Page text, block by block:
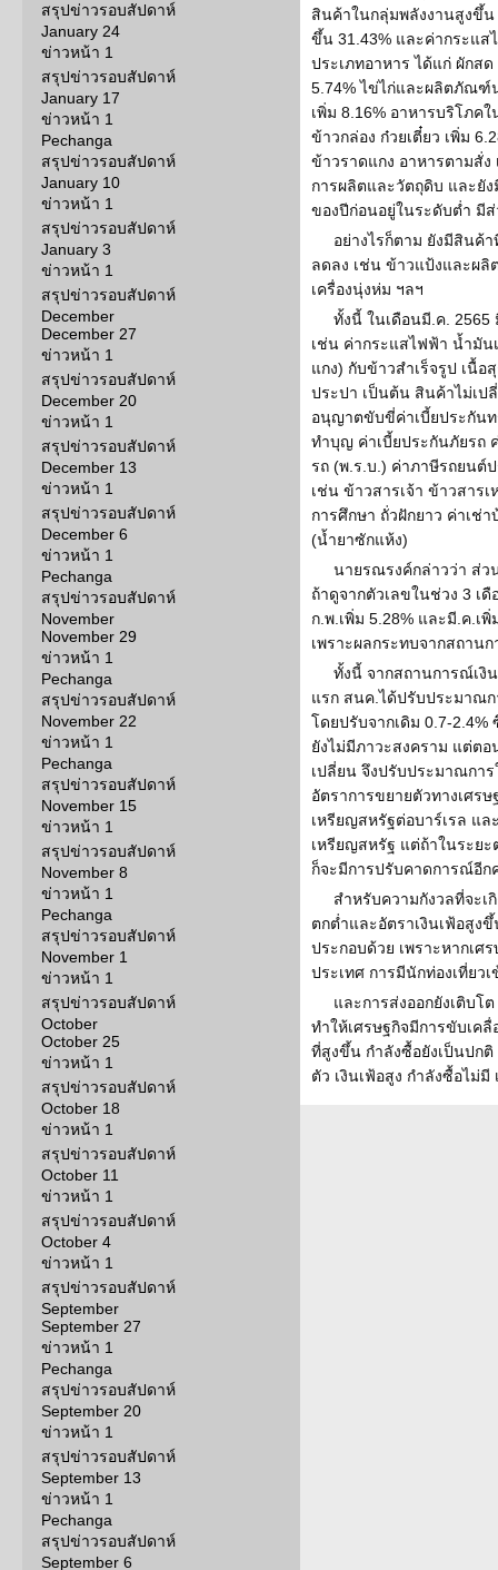
สรุปข่าวรอบสัปดาห์
January 24
ข่าวหน้า 1
สรุปข่าวรอบสัปดาห์
January 17
ข่าวหน้า 1
Pechanga
สรุปข่าวรอบสัปดาห์
January 10
ข่าวหน้า 1
สรุปข่าวรอบสัปดาห์
January 3
ข่าวหน้า 1
สรุปข่าวรอบสัปดาห์
December
December 27
ข่าวหน้า 1
สรุปข่าวรอบสัปดาห์
December 20
ข่าวหน้า 1
สรุปข่าวรอบสัปดาห์
December 13
ข่าวหน้า 1
สรุปข่าวรอบสัปดาห์
December 6
ข่าวหน้า 1
Pechanga
สรุปข่าวรอบสัปดาห์
November
November 29
ข่าวหน้า 1
Pechanga
สรุปข่าวรอบสัปดาห์
November 22
ข่าวหน้า 1
Pechanga
สรุปข่าวรอบสัปดาห์
November 15
ข่าวหน้า 1
สรุปข่าวรอบสัปดาห์
November 8
ข่าวหน้า 1
Pechanga
สรุปข่าวรอบสัปดาห์
November 1
ข่าวหน้า 1
สรุปข่าวรอบสัปดาห์
October
October 25
ข่าวหน้า 1
สรุปข่าวรอบสัปดาห์
October 18
ข่าวหน้า 1
สรุปข่าวรอบสัปดาห์
October 11
ข่าวหน้า 1
สรุปข่าวรอบสัปดาห์
October 4
ข่าวหน้า 1
สรุปข่าวรอบสัปดาห์
September
September 27
ข่าวหน้า 1
Pechanga
สรุปข่าวรอบสัปดาห์
September 20
ข่าวหน้า 1
สรุปข่าวรอบสัปดาห์
September 13
ข่าวหน้า 1
Pechanga
สรุปข่าวรอบสัปดาห์
September 6
สินค้าในกลุ่มพลังงานสูงขึ้น
ขึ้น 31.43% และค่ากระแส
ประเภทอาหาร ได้แก่ ผักส
5.74% ไข่ไก่และผลิตภัณฑ์
เพิ่ม 8.16% อาหารบริโภค
ข้าวกล่อง ก๋วยเตี๋ยว เพิ่ม
ข้าวราดแกง อาหารตามสั่
การผลิตและวัตถุดิบ และยั
ของปีก่อนอยู่ในระดับต่ำ มี
อย่างไรก็ตาม ยังมีสินค้
ลดลง เช่น ข้าวแป้งและผ
เครื่องนุ่งห่ม ฯลฯ
ทั้งนี้ ในเดือนมี.ค.
เช่น ค่ากระแสไฟฟ้า น้ำมัน
แกง) กับข้าวสำเร็จรูป เนื้
ประปา เป็นต้น สินค้าไม่เป
อนุญาตขับขี่ค่าเบี้ยประกัน
ทำบุญ ค่าเบี้ยประกันภัยรถ
รถ (พ.ร.บ.) ค่าภาษีรถยนต์
เช่น ข้าวสารเจ้า ข้าวสาร
การศึกษา ถั่วฝักยาว ค่าเ
(น้ำยาซักแห้ง)
นายรณรงค์กล่าวว่า ส่ว
ถ้าดูจากตัวเลขในช่วง 3 เ
ก.พ.เพิ่ม 5.28% และมี.ค.เ
เพราะผลกระทบจากสถาน
ทั้งนี้ จากสถานการณ์เงิ
แรก สนค.ได้ปรับประมาณก
โดยปรับจากเดิม 0.7-2.4%
ยังไม่มีภาวะสงคราม แต่ต
เปลี่ยน จึงปรับประมาณกา
อัตราการขยายตัวทางเศร
เหรียญสหรัฐต่อบาร์เรล แ
เหรียญสหรัฐ แต่ถ้าในระย
ก็จะมีการปรับคาดการณ์อีก
สำหรับความกังวลที่จะเ
ตกต่ำและอัตราเงินเฟ้อสูง
ประกอบด้วย เพราะหากเศ
ประเทศ การมีนักท่องเที่ยวเ
และการส่งออกยังเติบโ
ทำให้เศรษฐกิจมีการขับเค
ที่สูงขึ้น กำลังซื้อยังเป็นปก
ตัว เงินเฟ้อสูง กำลังซื้อไม่มี